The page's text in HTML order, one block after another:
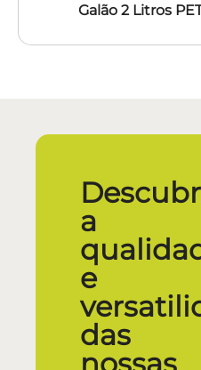
Galão 2 Litros
a
e
das